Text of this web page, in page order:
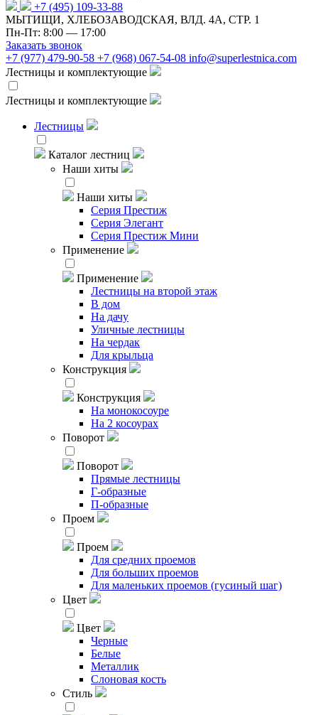
+7 (495) 109-33-88
МЫТИЩИ, ХЛЕБОЗАВОДСКАЯ, ВЛД. 4А, СТР. 1
Пн-Пт: 8:00 — 17:00
Заказать звонок
+7 (977) 479-90-58 +7 (968) 067-54-08 info@superlestnica.com
Лестницы и комплектующие
Лестницы и комплектующие
Лестницы
Каталог лестниц
Наши хиты
Наши хиты
Серия Престиж
Серия Элегант
Серия Престиж Мини
Применение
Применение
Лестницы на второй этаж
В дом
На дачу
Уличные лестницы
На чердак
Для крыльца
Конструкция
Конструкция
На монокосоуре
На 2 косоурах
Поворот
Поворот
Прямые лестницы
Г-образные
П-образные
Проем
Проем
Для средних проемов
Для больших проемов
Для маленьких проемов (гусиный шаг)
Цвет
Цвет
Черные
Белые
Металлик
Слоновая кость
Стиль